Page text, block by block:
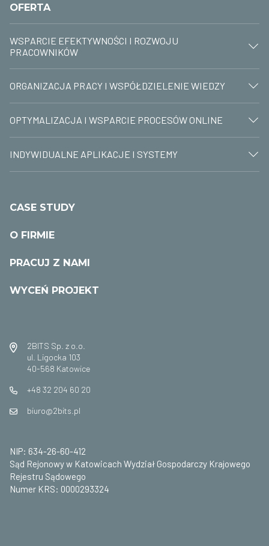
OFERTA
WSPARCIE EFEKTYWNOŚCI I ROZWOJU
PRACOWNIKÓW
ORGANIZACJA PRACY I WSPÓŁDZIELENIE WIEDZY
OPTYMALIZACJA I WSPARCIE PROCESÓW ONLINE
INDYWIDUALNE APLIKACJE I SYSTEMY
CASE STUDY
O FIRMIE
PRACUJ Z NAMI
WYCEŃ PROJEKT
2BITS Sp. z o.o.
ul. Ligocka 103
40-568 Katowice
+48 32 204 60 20
biuro@2bits.pl
NIP: 634-26-60-412
Sąd Rejonowy w Katowicach Wydział Gospodarczy Krajowego
Rejestru Sądowego
Numer KRS: 0000293324